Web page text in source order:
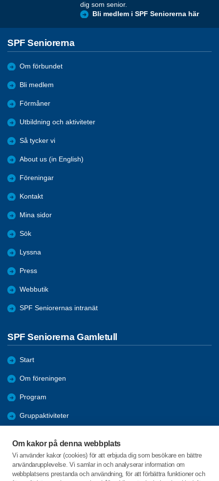
Om kakor på denna webbplats
Vi använder kakor (cookies) för att erbjuda dig som besökare en bättre
användarupplevelse. Vi samlar in och analyserar information om
webbplatsens prestanda och användning, för att förbättra funktioner och
dig som senior.
Bli medlem i SPF Seniorerna här
SPF Seniorerna
Om förbundet
Bli medlem
Förmåner
Utbildning och aktiviteter
Så tycker vi
About us (in English)
Föreningar
Kontakt
Mina sidor
Sök
Lyssna
Press
Webbutik
SPF Seniorernas intranät
SPF Seniorerna Gamletull
Start
Om föreningen
Program
Gruppaktiviteter
Förmåner
Bli medlem